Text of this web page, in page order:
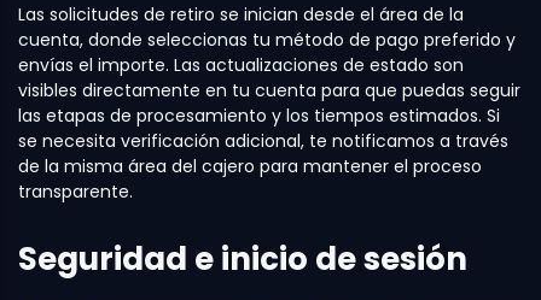
Las solicitudes de retiro se inician desde el área de la
cuenta, donde seleccionas tu método de pago preferido y
envías el importe. Las actualizaciones de estado son
visibles directamente en tu cuenta para que puedas seguir
las etapas de procesamiento y los tiempos estimados. Si
se necesita verificación adicional, te notificamos a través
de la misma área del cajero para mantener el proceso
transparente.
Seguridad e inicio de sesión